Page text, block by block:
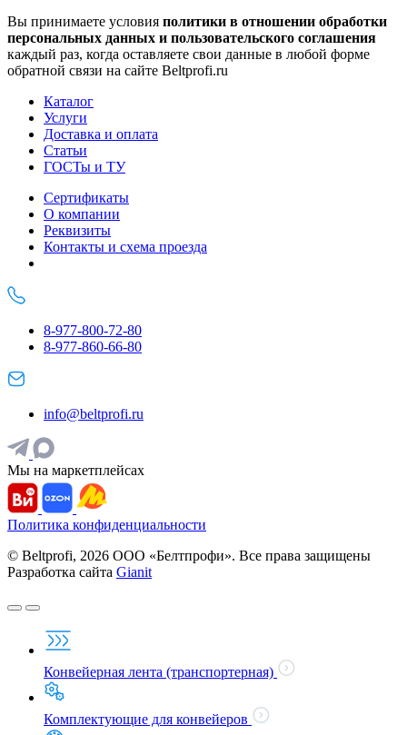
Вы принимаете условия политики в отношении обработки
персональных данных и пользовательского соглашения
каждый раз, когда оставляете свои данные в любой форме
обратной связи на сайте Beltprofi.ru
Каталог
Услуги
Доставка и оплата
Статьи
ГОСТы и ТУ
Сертификаты
О компании
Реквизиты
Контакты и схема проезда
8-977-800-72-80
8-977-860-66-80
info@beltprofi.ru
Мы на маркетплейсах
Политика конфиденциальности
© Beltprofi, 2026 ООО «Белтпрофи». Все права защищены
Разработка сайта Gianit
Конвейерная лента (транспортерная)
Комплектующие для конвейеров